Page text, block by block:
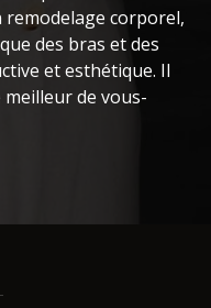
corporel,
des bras et des
et esthétique. Il
de vous-